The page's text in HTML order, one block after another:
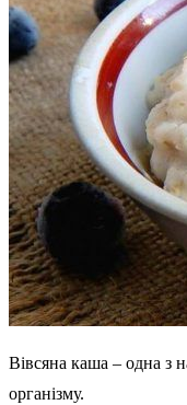
Вівсяна каша – одна з
організму.